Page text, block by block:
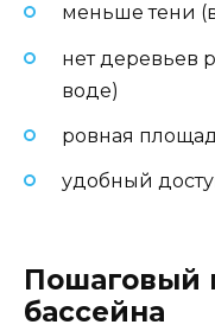
меньше тени
нет деревьев
воде)
ровная
удобный
Пошаговый
бассейна